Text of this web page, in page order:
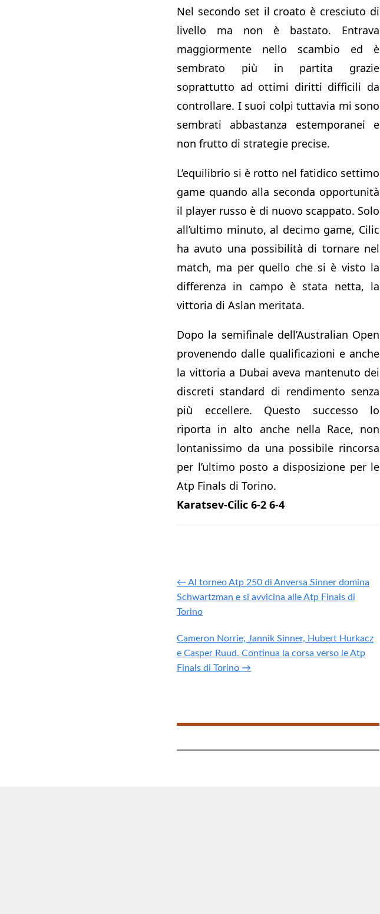
Nel secondo set il croato è cresciuto di
livello ma non è bastato. Entrava
maggiormente nello scambio ed è
sembrato più in partita grazie
soprattutto ad ottimi diritti difficili da
controllare. I suoi colpi tuttavia mi sono
sembrati abbastanza estemporanei e
non frutto di strategie precise.
L’equilibrio si è rotto nel fatidico settimo
game quando alla seconda opportunità
il player russo è di nuovo scappato. Solo
all’ultimo minuto, al decimo game, Cilic
ha avuto una possibilità di tornare nel
match, ma per quello che si è visto la
differenza in campo è stata netta, la
vittoria di Aslan meritata.
Dopo la semifinale dell’Australian Open
provenendo dalle qualificazioni e anche
la vittoria a Dubai aveva mantenuto dei
discreti standard di rendimento senza
più eccellere. Questo successo lo
riporta in alto anche nella Race, non
lontanissimo da una possibile rincorsa
per l’ultimo posto a disposizione per le
Atp Finals di Torino.
Karatsev-Cilic 6-2 6-4
← Al torneo Atp 250 di Anversa Sinner domina
Schwartzman e si avvicina alle Atp Finals di
Torino
Cameron Norrie, Jannik Sinner, Hubert Hurkacz
e Casper Ruud. Continua la corsa verso le Atp
Finals di Torino →